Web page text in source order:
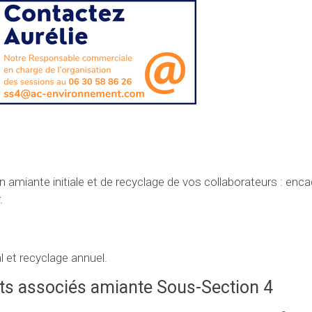
initiale et de recyclage de vos collaborateurs :
et recyclage annuel.
associés amiante Sous-Section 4